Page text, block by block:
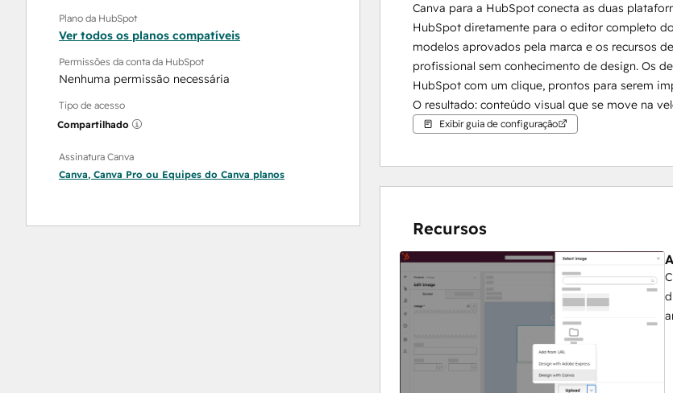
Plano da HubSpot
Ver todos os planos compatíveis
Permissões da conta da HubSpot
Nenhuma permissão necessária
Tipo de acesso
Compartilhado
Assinatura Canva
Canva, Canva Pro ou Equipes do Canva planos
Canva para a HubSpot conecta as duas
HubSpot diretamente para o editor completo
modelos aprovados pela marca e os recursos
profissional sem conhecimento de design. Os
HubSpot com um clique, prontos para serem
O resultado: conteúdo visual que se move na
Exibir guia de configuração
Recursos